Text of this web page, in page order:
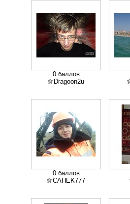
0 баллов
Dragoon2u
0 баллов
CAHEK777